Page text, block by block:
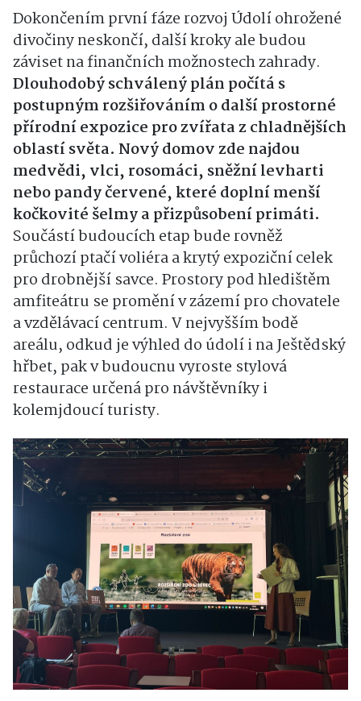
Dokončením první fáze rozvoj Údolí ohrožené
divočiny neskončí, další kroky ale budou
záviset na finančních možnostech zahrady.
Dlouhodobý schválený plán počítá s
postupným rozšiřováním o další prostorné
přírodní expozice pro zvířata z chladnějších
oblastí světa. Nový domov zde najdou
medvědi, vlci, rosomáci, sněžní levharti
nebo pandy červené, které doplní menší
kočkovité šelmy a přizpůsobení primáti.
Součástí budoucích etap bude rovněž
průchozí ptačí voliéra a krytý expoziční celek
pro drobnější savce. Prostory pod hledištěm
amfiteátru se promění v zázemí pro chovatele
a vzdělávací centrum. V nejvyšším bodě
areálu, odkud je výhled do údolí i na Ještědský
hřbet, pak v budoucnu vyroste stylová
restaurace určená pro návštěvníky i
kolemjdoucí turisty.